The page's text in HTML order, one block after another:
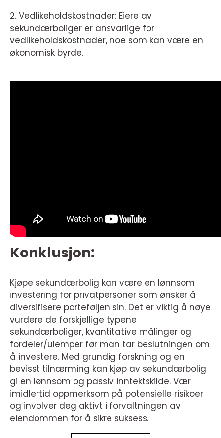
2. Vedlikeholdskostnader: Eiere av
sekundærboliger er ansvarlige for
vedlikeholdskostnader, noe som kan være en
økonomisk byrde.
Konklusjon:
Kjøpe sekundærbolig kan være en lønnsom
investering for privatpersoner som ønsker å
diversifisere porteføljen sin. Det er viktig å nøye
vurdere de forskjellige typene
sekundærboliger, kvantitative målinger og
fordeler/ulemper før man tar beslutningen om
å investere. Med grundig forskning og en
bevisst tilnærming kan kjøp av sekundærbolig
gi en lønnsom og passiv inntektskilde. Vær
imidlertid oppmerksom på potensielle risikoer
og involver deg aktivt i forvaltningen av
eiendommen for å sikre suksess.